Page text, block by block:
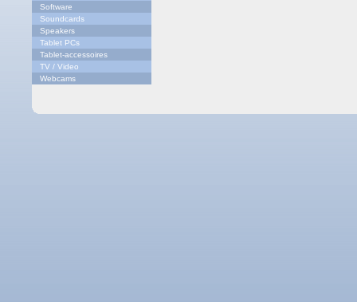
Software
Soundcards
Speakers
Tablet PCs
Tablet-accessoires
TV / Video
Webcams